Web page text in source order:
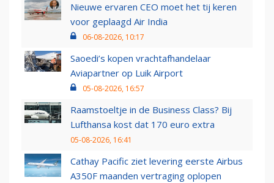
Nieuwe ervaren CEO moet het tij keren
voor geplaagd Air India
06-08-2026, 10:17
Saoedi’s kopen vrachtafhandelaar
Aviapartner op Luik Airport
05-08-2026, 16:57
Raamstoeltje in de Business Class? Bij
Lufthansa kost dat 170 euro extra
05-08-2026, 16:41
Cathay Pacific ziet levering eerste Airbus
A350F maanden vertraging oplopen